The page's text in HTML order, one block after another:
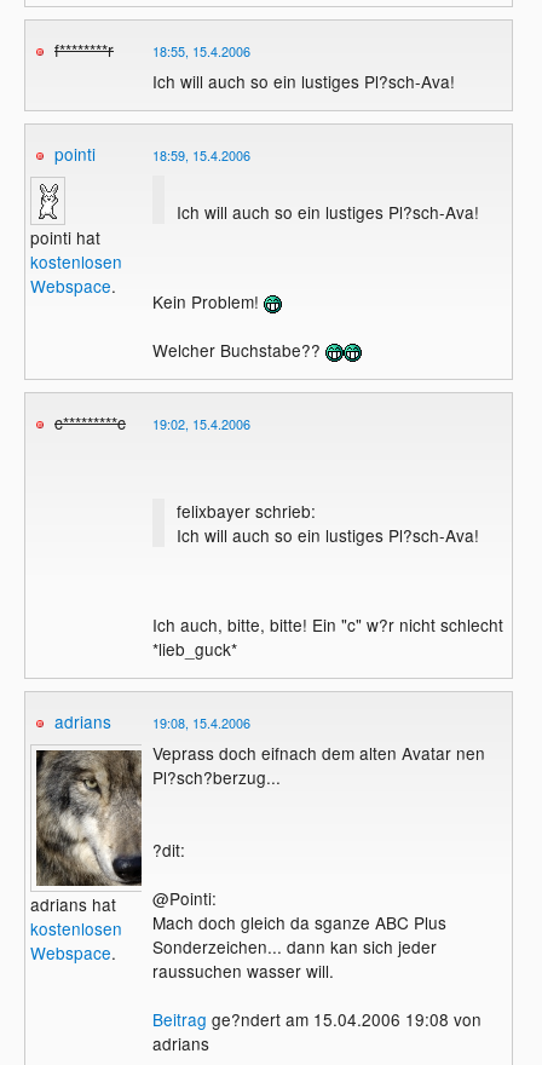
f********r 18:55, 15.4.2006
Ich will auch so ein lustiges Pl?sch-Ava!
pointi
pointi hat
kostenlosen
Webspace.
18:59, 15.4.2006
Ich will auch so ein lustiges Pl?sch-Ava!
Kein Problem!
Welcher Buchstabe??
c*********c 19:02, 15.4.2006
felixbayer schrieb:
Ich will auch so ein lustiges Pl?sch-Ava!
Ich auch, bitte, bitte! Ein "c" w?r nicht schlecht
*lieb_guck*
adrians
adrians hat
kostenlosen
Webspace.
19:08, 15.4.2006
Veprass doch eifnach dem alten Avatar nen
Pl?sch?berzug...
?dit:
@Pointi:
Mach doch gleich da sganze ABC Plus
Sonderzeichen... dann kan sich jeder
raussuchen wasser will.
Beitrag ge?ndert am 15.04.2006 19:08 von
adrians